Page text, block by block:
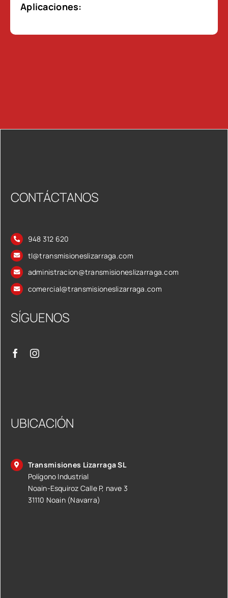
Aplicaciones:
CONTÁCTANOS
948 312 620
tl@transmisioneslizarraga.com
administracion@transmisioneslizarraga.com
comercial@transmisioneslizarraga.com
SÍGUENOS
UBICACIÓN
Transmisiones Lizarraga SL
Polígono Industrial
Noain-Esquiroz Calle P, nave 3
31110 Noain (Navarra)